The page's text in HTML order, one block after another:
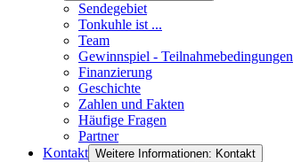
Sendegebiet
Tonkuhle ist ...
Team
Gewinnspiel - Teilnahmebedingungen
Finanzierung
Geschichte
Zahlen und Fakten
Häufige Fragen
Partner
Kontakt Weitere Informationen: Kontakt